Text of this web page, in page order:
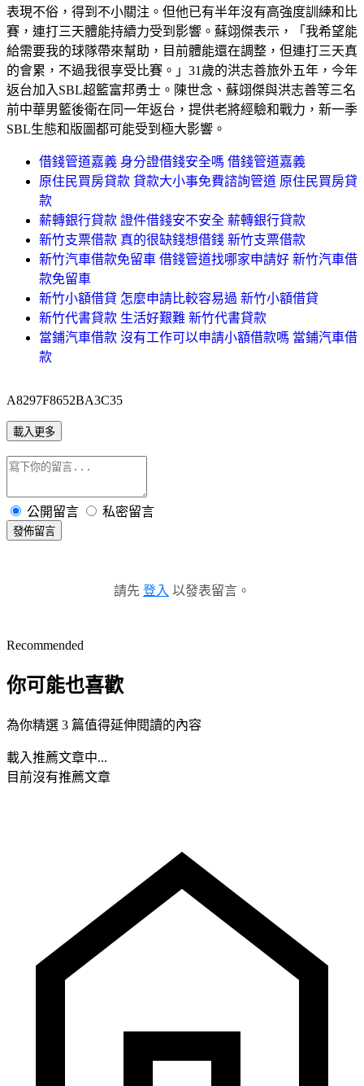
表現不俗，得到不小關注。但他已有半年沒有高強度訓練和比
賽，連打三天體能持續力受到影響。蘇翊傑表示，「我希望能
給需要我的球隊帶來幫助，目前體能還在調整，但連打三天真
的會累，不過我很享受比賽。」31歲的洪志善旅外五年，今年
返台加入SBL超籃富邦勇士。陳世念、蘇翊傑與洪志善等三名
前中華男籃後衛在同一年返台，提供老將經驗和戰力，新一季
SBL生態和版圖都可能受到極大影響。
借錢管道嘉義 身分證借錢安全嗎 借錢管道嘉義
原住民買房貸款 貸款大小事免費諮詢管道 原住民買房貸
款
薪轉銀行貸款 證件借錢安不安全 薪轉銀行貸款
新竹支票借款 真的很缺錢想借錢 新竹支票借款
新竹汽車借款免留車 借錢管道找哪家申請好 新竹汽車借
款免留車
新竹小額借貸 怎麼申請比較容易過 新竹小額借貸
新竹代書貸款 生活好艱難 新竹代書貸款
當鋪汽車借款 沒有工作可以申請小額借款嗎 當鋪汽車借
款
A8297F8652BA3C35
載入更多
公開留言 私密留言
發佈留言
請先 登入 以發表留言。
Recommended
你可能也喜歡
為你精選 3 篇值得延伸閱讀的內容
載入推薦文章中...
目前沒有推薦文章